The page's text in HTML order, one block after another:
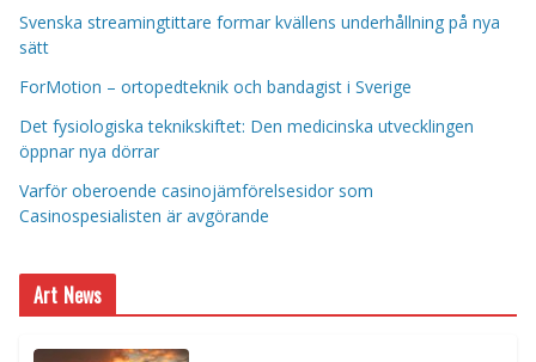
Svenska streamingtittare formar kvällens underhållning på nya
sätt
ForMotion – ortopedteknik och bandagist i Sverige
Det fysiologiska teknikskiftet: Den medicinska utvecklingen
öppnar nya dörrar
Varför oberoende casinojämförelsesidor som
Casinospesialisten är avgörande
Art News